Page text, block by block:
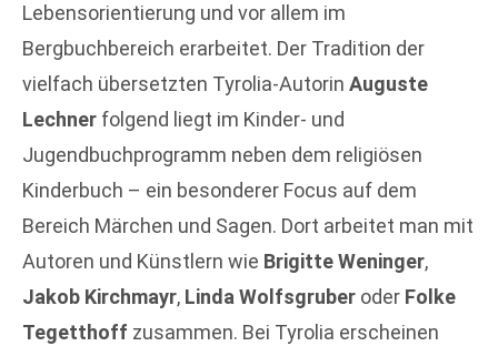
Lebensorientierung und vor allem im
Bergbuchbereich erarbeitet. Der Tradition der
vielfach übersetzten Tyrolia-Autorin Auguste
Lechner folgend liegt im Kinder- und
Jugendbuchprogramm neben dem religiösen
Kinderbuch – ein besonderer Focus auf dem
Bereich Märchen und Sagen. Dort arbeitet man mit
Autoren und Künstlern wie Brigitte Weninger,
Jakob Kirchmayr, Linda Wolfsgruber oder Folke
Tegetthoff zusammen. Bei Tyrolia erscheinen